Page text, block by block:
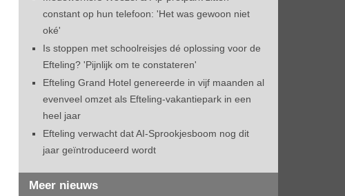
constant op hun telefoon: 'Het was gewoon niet
oké'
Is stoppen met schoolreisjes dé oplossing voor de
Efteling? 'Pijnlijk om te constateren'
Efteling Grand Hotel genereerde in vijf maanden al
evenveel omzet als Efteling-vakantiepark in een
heel jaar
Efteling verwacht dat AI-Sprookjesboom nog dit
jaar geïntroduceerd wordt
Meer nieuws